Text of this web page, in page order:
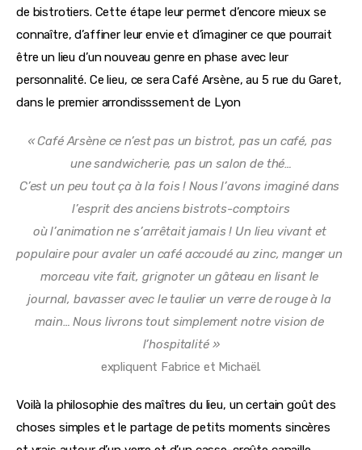
de bistrotiers. Cette étape leur permet d’encore mieux se
connaître, d’affiner leur envie et d’imaginer ce que pourrait
être un lieu d’un nouveau genre en phase avec leur
personnalité. Ce lieu, ce sera Café Arsène, au 5 rue du Garet,
dans le premier arrondisssement de Lyon
« Café Arsène ce n’est pas un bistrot, pas un café, pas
une sandwicherie, pas un salon de thé…
C’est un peu tout ça à la fois ! Nous l’avons imaginé dans
l’esprit des anciens bistrots-comptoirs
où l’animation ne s’arrêtait jamais ! Un lieu vivant et
populaire pour avaler un café accoudé au zinc, manger un
morceau vite fait, grignoter un gâteau en lisant le
journal, bavasser avec le taulier un verre de rouge à la
main… Nous livrons tout simplement notre vision de
l’hospitalité »
expliquent Fabrice et Michaël.
Voilà la philosophie des maîtres du lieu, un certain goût des
choses simples et le partage de petits moments sincères